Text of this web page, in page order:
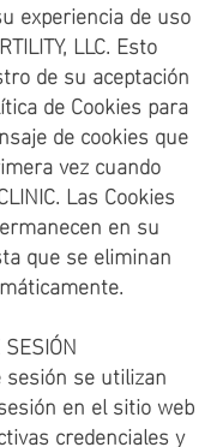
experiencia de uso
LLC. Esto
de su aceptación
de Cookies para
de cookies que
vez cuando
Las Cookies
en su
que se eliminan
se utilizan
en el sitio web
credenciales y